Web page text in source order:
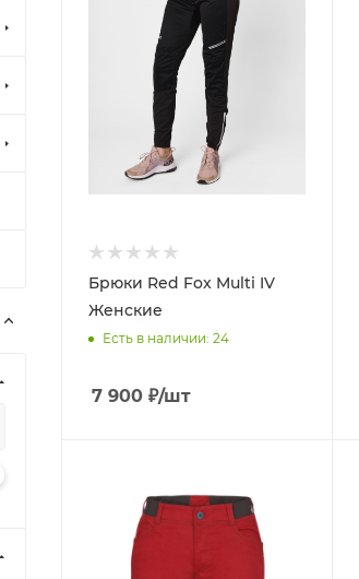
Брюки Red Fox Multi IV
Женские
Есть в наличии: 24
7 900 ₽/шт